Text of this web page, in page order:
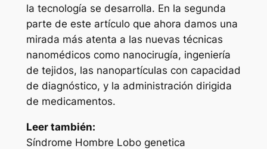
la tecnología se desarrolla. En la segunda
parte de este artículo que ahora damos una
mirada más atenta a las nuevas técnicas
nanomédicos como nanocirugía, ingeniería
de tejidos, las nanopartículas con capacidad
de diagnóstico, y la administración dirigida
de medicamentos.
Leer también:
Síndrome Hombre Lobo genetica